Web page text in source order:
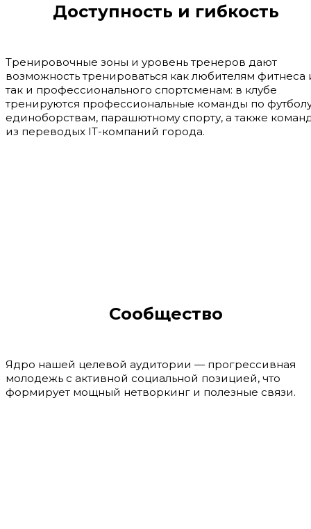
Доступность и гибкость
Тренировочные зоны и уровень тренеров дают
возможность тренироваться как любителям фитнеса
так и профессионального спортсменам: в клубе
тренируются профессиональные команды по
единоборствам, парашютному спорту, а также
из переводых IT-компаний города.
Сообщество
Ядро нашей целевой аудитории — прогрессивная
молодежь с активной социальной позицией, что
формирует мощный нетворкинг и полезные связи.